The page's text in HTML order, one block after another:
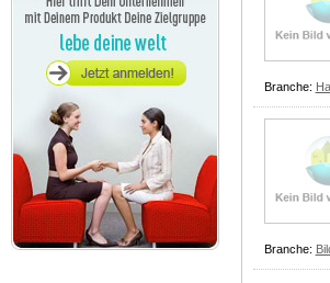
Branche:
Branche: